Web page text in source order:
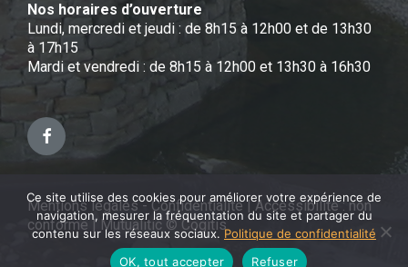
Nos horaires d’ouverture
Lundi, mercredi et jeudi : de 8h15 à 12h00 et de 13h30
à 17h15
Mardi et vendredi : de 8h15 à 12h00 et 13h30 à 16h30
Facebook
Mentions légales - Confidentialité|Accessibilité : non
conforme| Mutualitic © Cogitis
Ce site utilise des cookies pour améliorer votre expérience de
navigation, mesurer la fréquentation du site et partager du
contenu sur les réseaux sociaux.Politique de confidentialité
OK, tout accepter
Refuser